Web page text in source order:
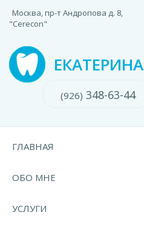
Москва, пр-т Андропова д. 8,
"Cerecon"
ЕКАТЕРИНА
(926) 348-63-44
ГЛАВНАЯ
ОБО МНЕ
УСЛУГИ